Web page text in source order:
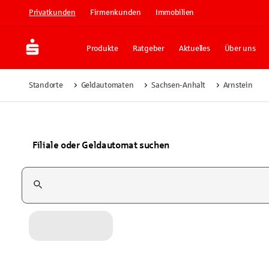
Privatkunden Firmenkunden Immobilien
Produkte Ratgeber Aktuelles Über uns
Standorte Geldautomaten Sachsen-Anhalt Arnstein
Filiale oder Geldautomat suchen
Suchfeld